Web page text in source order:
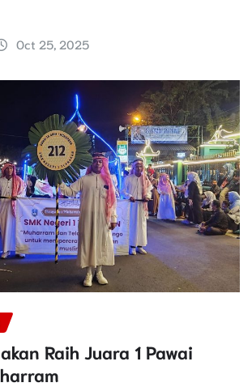
Oct 25, 2025
Raih Juara 1 Pawai